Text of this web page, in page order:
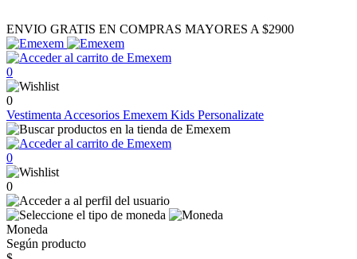
ENVIO GRATIS EN COMPRAS MAYORES A $2900
0
0
Vestimenta Accesorios Emexem Kids Personalizate
0
0
Moneda
Según producto